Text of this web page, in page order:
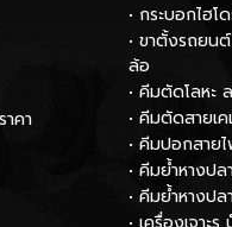
คา
• กระบอกไฮ
• ขาตั้งรถยน
ล้อ
• คีมตัดโลหะ
• คีมตัดสายเ
• คีมปอกสาย
• คีมย้ำหางปล
• คีมย้ำหางปล